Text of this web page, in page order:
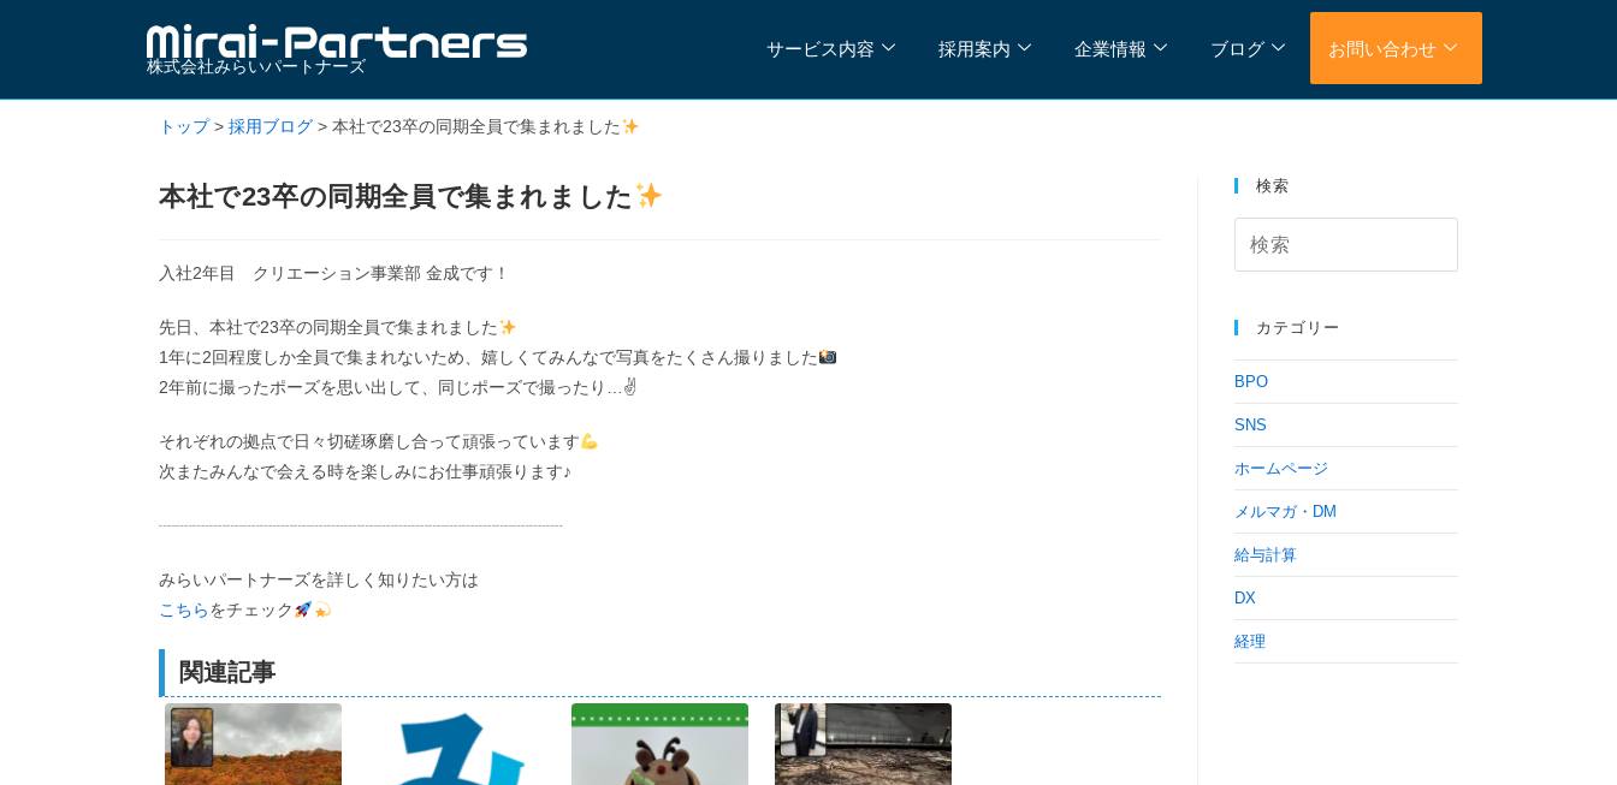
株式会社みらいパートナーズ
サービス内容 採用案内 企業情報 ブログ お問い合わせ
トップ> 採用ブログ > 本社で23卒の同期全員で集まれました
本社で23卒の同期全員で集まれました
入社2年目 クリエーション事業部 金成です！
先日、本社で23卒の同期全員で集まれました
1年に2回程度しか全員で集まれないため、嬉しくてみんなで写真をたくさん撮りました
2年前に撮ったポーズを思い出して、同じポーズで撮ったり…✌️
それぞれの拠点で日々切磋琢磨し合って頑張っています
次またみんなで会える時を楽しみにお仕事頑張ります♪
┈┈┈┈┈┈┈┈┈┈┈┈┈┈┈┈┈┈┈┈┈┈┈┈
みらいパートナーズを詳しく知りたい方は
こちらをチェック
関連記事
検索
カテゴリー
BPO
SNS
ホームページ
メルマガ・DM
給与計算
DX
経理